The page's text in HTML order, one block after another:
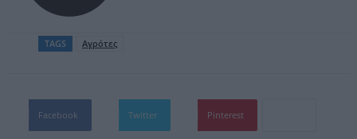
TAGS Αγρότες
Facebook Twitter Pinterest